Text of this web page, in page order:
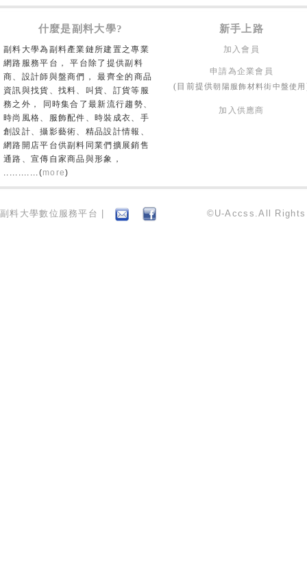
什麼是副料大學? 新手上路
副料大學為副料產業鏈所建置之專業
網路服務平台， 平台除了提供副料
商、設計師與盤商們， 最齊全的商品
資訊與找貨、找料、叫貨、訂貨等服
務之外， 同時集合了最新流行趨勢、
時尚風格、服飾配件、時裝成衣、手
創設計、攝影藝術、精品設計情報、
網路開店平台供副料同業們擴展銷售
通路、宣傳自家商品與形象，
............(more)
加入會員
申請為企業會員
(目前提供朝陽服飾材料街中盤使用
加入供應商
副料大學數位服務平台 | ©U-Accss.All Rights